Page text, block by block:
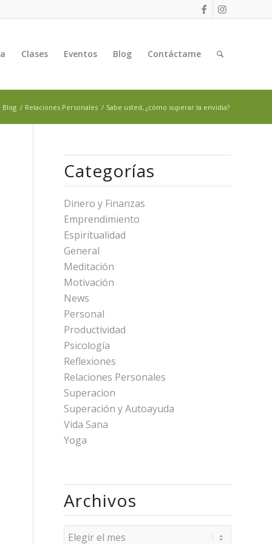
Clases Eventos Blog Contáctame
Blog / Relaciones Personales / Sabe usted, ¿cómo superar la envidia?
Categorías
Dinero y Finanzas
Emprendimiento
Espiritualidad
General
Meditación
Motivación
News
Personal
Productividad
Psicología
Reflexiones
Relaciones Personales
Superacion
Superación y Autoayuda
Vida Sana
Yoga
Archivos